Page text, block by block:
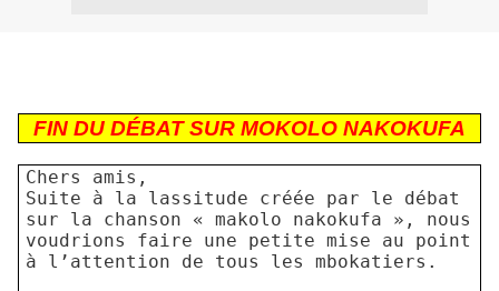
FIN DU DÉBAT SUR MOKOLO NAKOKUFA
Chers amis,
Suite à la lassitude créée par le débat
sur la chanson « makolo nakokufa », nous
voudrions faire une petite mise au point
à l’attention de tous les mbokatiers.